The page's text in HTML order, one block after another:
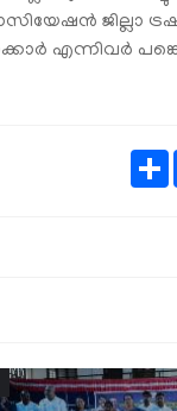
ജില്ലാ
എന്നിവർ